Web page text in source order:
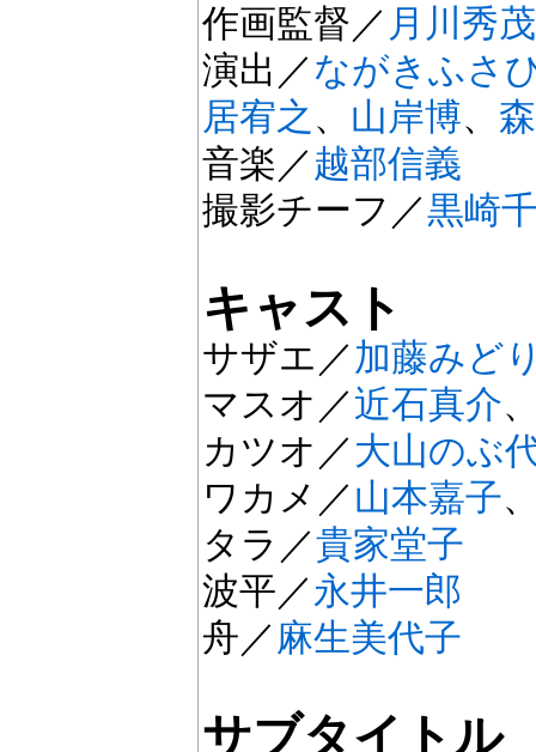
作画監督／ 月川秀茂
演出／ながきふさ
居宥之 、 山岸博、
音楽／越部信義
撮影チーフ／黒崎
キャスト
サザエ／加藤みど
マスオ／近石真介
カツオ／大山のぶ
ワカメ／山本嘉子
タラ／貴家堂子
波平／永井一郎
舟／麻生美代子
サブタイトル